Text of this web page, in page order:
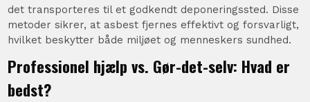
det transporteres til et godkendt deponeringssted. Disse
metoder sikrer, at asbest fjernes effektivt og forsvarligt,
hvilket beskytter både miljøet og menneskers sundhed.
Professionel hjælp vs. Gør-det-selv: Hvad er
bedst?